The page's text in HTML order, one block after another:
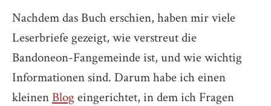
Nachdem das Buch erschien, haben mir viele
Leserbriefe gezeigt, wie verstreut die
Bandoneon-Fangemeinde ist, und wie wichtig
Informationen sind. Darum habe ich einen
kleinenBlog eingerichtet, in dem ich Fragen